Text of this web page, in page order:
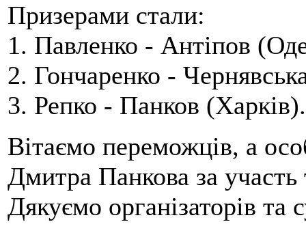
Призерами стали:
1. Павленко - Антіпов
2. Гончаренко -
3. Репко - Панков (Харків).
Вітаємо переможців, а
Дмитра Панкова за
Дякуємо організаторів та